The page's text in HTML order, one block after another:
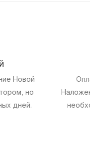
Новой
но
дней.